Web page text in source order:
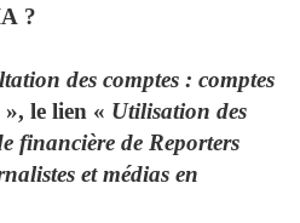
?
des comptes : comptes
», le lien « Utilisation des
financière de Reporters
et médias en